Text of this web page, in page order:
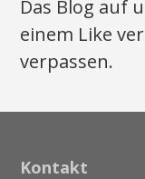
Das Blog auf
einem Like
verpassen.
Kontakt